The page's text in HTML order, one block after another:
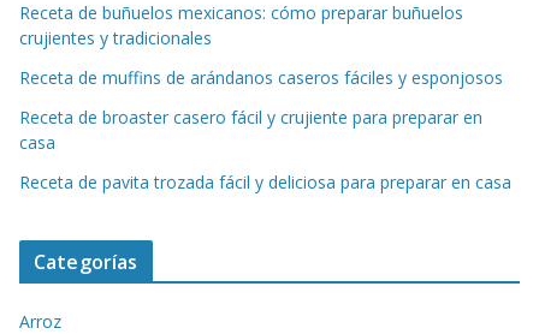
Receta de buñuelos mexicanos: cómo preparar buñuelos
crujientes y tradicionales
Receta de muffins de arándanos caseros fáciles y esponjosos
Receta de broaster casero fácil y crujiente para preparar en
casa
Receta de pavita trozada fácil y deliciosa para preparar en casa
Categorías
Arroz